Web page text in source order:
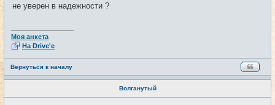
не уверен в надежности ?
Моя анкета
На Drive'e
Вернуться к началу
Волганутый